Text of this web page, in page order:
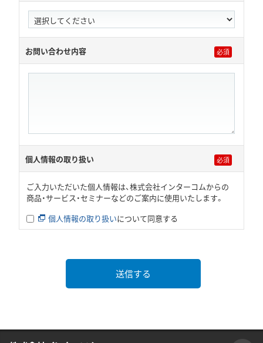
お問い合わせ内容
個人情報の取り扱い
ご入力いただいた個人情報は、株式会社インターコムからの
商品・サービス・セミナーなどのご案内に使用いたします。
個人情報の取り扱いについて同意する
送信する